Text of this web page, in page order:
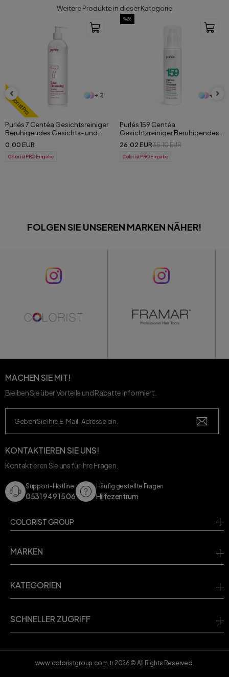
Weitere Produkte in dieser Kategorie
+ 2
Purlés 159 Centéa
Gesichtsreiniger Beruhigendes
Gesichts- und Make-up-
Entfernungsgel 200 ml
26,02 EUR
ColoristPRO Eingabe
%30
+ 3
181 Purlés ExoFusion Intensive
Serum 30 ml
55,77 EUR79,15 EUR
ColoristPRO Eingabe
FOLGEN SIE UNSEREN MARKEN NÄHER!
MACHEN SIE MIT!
Bleiben Sie über Vorteile und Rabatte informiert.
KONTAKTIEREN SIE UNS!
Kontaktieren Sie uns für Ihre Fragen.
Support-Hotline:
0531 949 15 06
Häufig gestellte Fragen
Hilfezentrum
COLORIST GROUP
MARKEN
KATEGORIEN
SCHNELLER ZUGRIFF
www.coloristgroup.com.tr2026 © All Rights Reserved.